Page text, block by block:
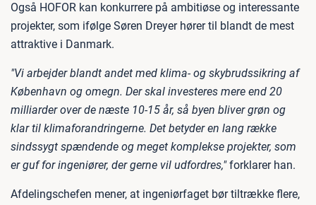
Også HOFOR kan konkurrere på ambitiøse og interessante
projekter, som ifølge Søren Dreyer hører til blandt de mest
attraktive i Danmark.
"Vi arbejder blandt andet med klima- og skybrudssikring af
København og omegn. Der skal investeres mere end 20
milliarder over de næste 10-15 år, så byen bliver grøn og
klar til klimaforandringerne. Det betyder en lang række
sindssygt spændende og meget komplekse projekter, som
er guf for ingeniører, der gerne vil udfordres,"forklarer han.
Afdelingschefen mener, at ingeniørfaget bør tiltrække flere,